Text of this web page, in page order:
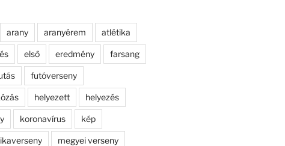
arany aranyérem atlétika
első eredmény farsang
futóverseny
helyezett helyezés
koronavírus kép
megyei verseny